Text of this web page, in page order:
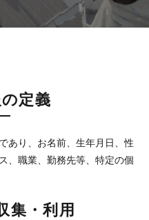
定義
あり、お名前、生年月日、性
、職業、勤務先等、特定の個
集・利用